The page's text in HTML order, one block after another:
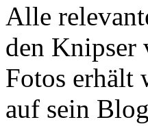
Alle
den Knipser
Fotos erhält
auf sein